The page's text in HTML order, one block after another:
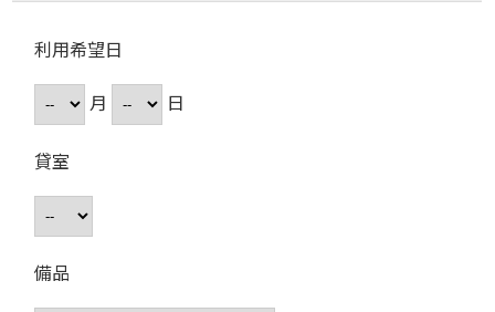
利用希望日
月
日
貸室
備品